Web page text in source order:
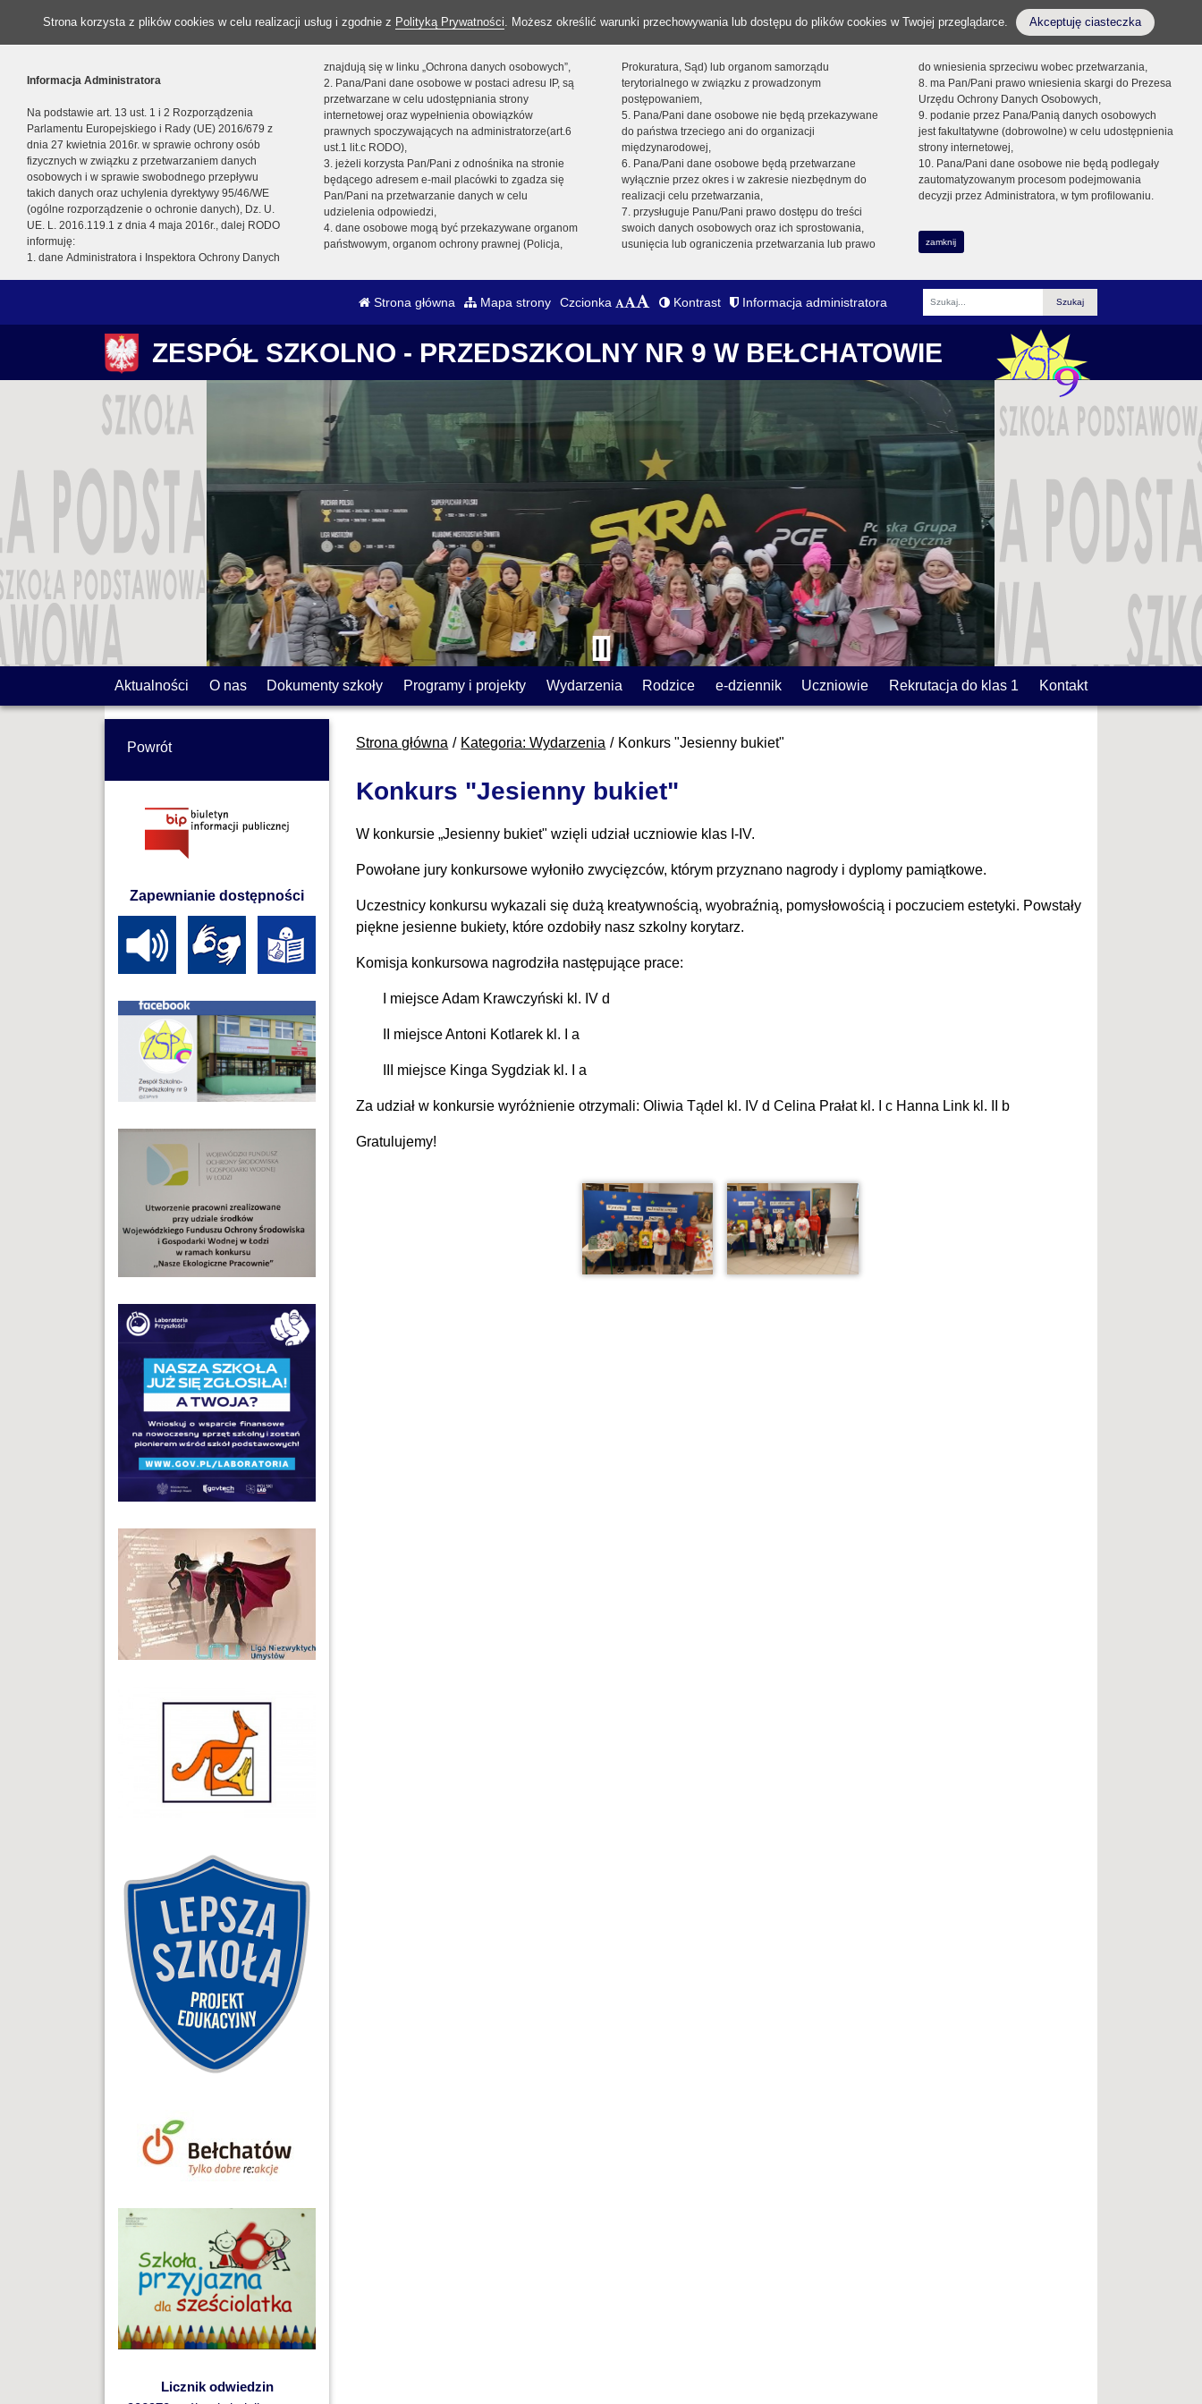
Strona korzysta z plików cookies w celu realizacji usług i zgodnie z Polityką Prywatności. Możesz określić warunki przechowywania lub dostępu do plików cookies w Twojej przeglądarce. Akceptuję ciasteczka
Informacja Administratora
Na podstawie art. 13 ust. 1 i 2 Rozporządzenia
Parlamentu Europejskiego i Rady (UE) 2016/679 z
dnia 27 kwietnia 2016r. w sprawie ochrony osób
fizycznych w związku z przetwarzaniem danych
osobowych i w sprawie swobodnego przepływu
takich danych oraz uchylenia dyrektywy 95/46/WE
(ogólne rozporządzenie o ochronie danych), Dz. U.
UE. L. 2016.119.1 z dnia 4 maja 2016r., dalej RODO
informuję:
1. dane Administratora i Inspektora Ochrony Danych
znajdują się w linku „Ochrona danych osobowych”,
2. Pana/Pani dane osobowe w postaci adresu IP, są
przetwarzane w celu udostępniania strony
internetowej oraz wypełnienia obowiązków
prawnych spoczywających na administratorze(art.6
ust.1 lit.c RODO),
3. jeżeli korzysta Pan/Pani z odnośnika na stronie
będącego adresem e-mail placówki to zgadza się
Pan/Pani na przetwarzanie danych w celu
udzielenia odpowiedzi,
4. dane osobowe mogą być przekazywane organom
państwowym, organom ochrony prawnej (Policja,
Prokuratura, Sąd) lub organom samorządu
terytorialnego w związku z prowadzonym
postępowaniem,
5. Pana/Pani dane osobowe nie będą przekazywane
do państwa trzeciego ani do organizacji
międzynarodowej,
6. Pana/Pani dane osobowe będą przetwarzane
wyłącznie przez okres i w zakresie niezbędnym do
realizacji celu przetwarzania,
7. przysługuje Panu/Pani prawo dostępu do treści
swoich danych osobowych oraz ich sprostowania,
usunięcia lub ograniczenia przetwarzania lub prawo
do wniesienia sprzeciwu wobec przetwarzania,
8. ma Pan/Pani prawo wniesienia skargi do Prezesa
Urzędu Ochrony Danych Osobowych,
9. podanie przez Pana/Panią danych osobowych
jest fakultatywne (dobrowolne) w celu udostępnienia
strony internetowej,
10. Pana/Pani dane osobowe nie będą podlegały
zautomatyzowanym procesom podejmowania
decyzji przez Administratora, w tym profilowaniu.
zamknij
Strona główna Mapa strony Czcionka Kontrast Informacja administratora
Fraza
ZESPÓŁ SZKOLNO - PRZEDSZKOLNY NR 9 W BEŁCHATOWIE
Aktualności O nas Dokumenty szkoły Programy i projekty Wydarzenia Rodzice e-dziennik Uczniowie Rekrutacja do klas 1 Kontakt
Strona główna Kategoria: Wydarzenia Konkurs "Jesienny bukiet"
Konkurs "Jesienny bukiet"
W konkursie „Jesienny bukiet" wzięli udział uczniowie klas I-IV.
Powołane jury konkursowe wyłoniło zwycięzców, którym przyznano nagrody i dyplomy pamiątkowe.
Uczestnicy konkursu wykazali się dużą kreatywnością, wyobraźnią, pomysłowością i poczuciem estetyki. Powstały
piękne jesienne bukiety, które ozdobiły nasz szkolny korytarz.
Komisja konkursowa nagrodziła następujące prace:
I miejsce Adam Krawczyński kl. IV d
II miejsce Antoni Kotlarek kl. I a
III miejsce Kinga Sygdziak kl. I a
Za udział w konkursie wyróżnienie otrzymali: Oliwia Tądel kl. IV d Celina Prałat kl. I c Hanna Link kl. II b
Gratulujemy!
Powrót
Zapewnianie dostępności
Licznik odwiedzin